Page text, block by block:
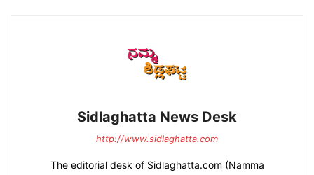
Sidlaghatta News Desk
http://www.sidlaghatta.com
The editorial desk of Sidlaghatta.com (Namma